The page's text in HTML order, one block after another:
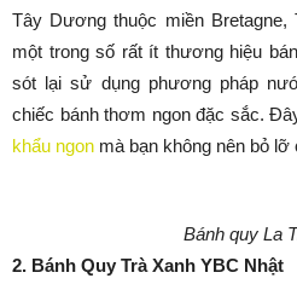
Tây Dương thuộc miền
một trong số rất ít thương hiệu
sót lại sử dụng phương pháp
chiếc bánh thơm ngon đặc sắc.
khẩu ngon mà bạn không nên bỏ lỡ
Bánh quy La
2. Bánh Quy Trà Xanh YBC Nhật